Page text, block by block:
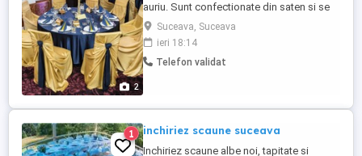
2
auriu. Sunt confectionate din saten si se
potrivesc oricarui decor elegant.
Disponibilitate 300 de bucati
Suceava, Suceava
ieri 18:14
Telefon validat
1 inchiriez scaune suceava
Inchiriez scaune albe noi, tapitate si